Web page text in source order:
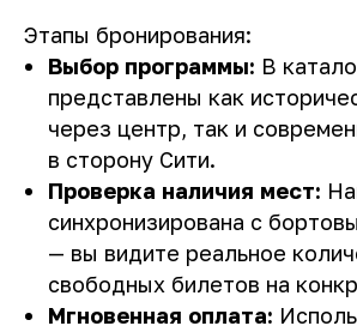
Этапы бронирования:
Выбор программы: В
представлены как
через центр, так и
в сторону Сити.
Проверка наличия мест:
синхронизирована с
— вы видите реальное
свободных билетов на
Мгновенная оплата: